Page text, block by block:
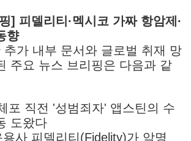
] 피델리티·멕시코 가짜 항암제·
향
추가 내부 문서와 글로벌 취재 망
주요 뉴스 브리핑은 다음과 같
포 직전 '성범죄자' 앱스틴의 수
도왔다
사 피델리티(Fidelity)가 악명